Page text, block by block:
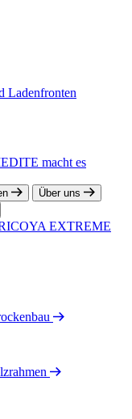
Ladenfronten
macht es
Über uns
EXTREME